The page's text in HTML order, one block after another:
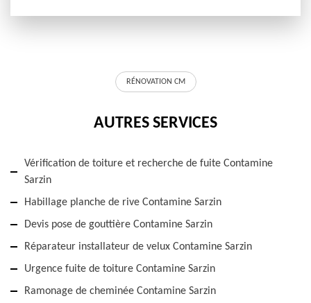
RÉNOVATION CM
AUTRES SERVICES
Vérification de toiture et recherche de fuite Contamine
Sarzin
Habillage planche de rive Contamine Sarzin
Devis pose de gouttière Contamine Sarzin
Réparateur installateur de velux Contamine Sarzin
Urgence fuite de toiture Contamine Sarzin
Ramonage de cheminée Contamine Sarzin